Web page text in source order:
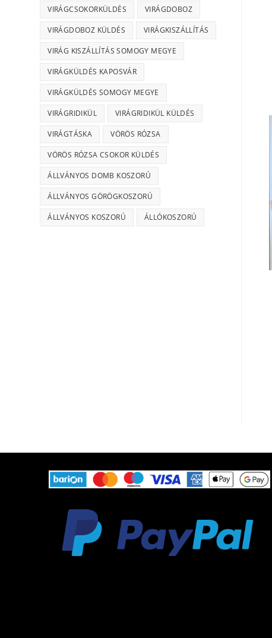
VIRÁGCSOKORKÜLDÉS VIRÁGDOBOZ
VIRÁGDOBOZ KÜLDÉS VIRÁGKISZÁLLÍTÁS
VIRÁG KISZÁLLÍTÁS SOMOGY MEGYE
VIRÁGKÜLDÉS KAPOSVÁR
VIRÁGKÜLDÉS SOMOGY MEGYE
VIRÁGRIDIKÜL VIRÁGRIDIKÜL KÜLDÉS
VIRÁGTÁSKA VÖRÖS RÓZSA
VÖRÖS RÓZSA CSOKOR KÜLDÉS
ÁLLVÁNYOS DOMB KOSZORÚ
ÁLLVÁNYOS GÖRÖGKOSZORÚ
ÁLLVÁNYOS KOSZORÚ ÁLLÓKOSZORÚ